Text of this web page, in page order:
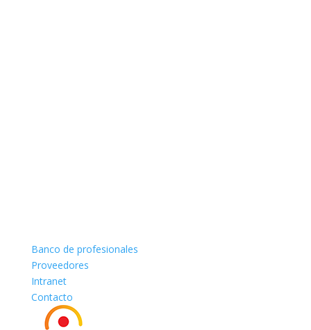
Banco de profesionales
Proveedores
Intranet
Contacto